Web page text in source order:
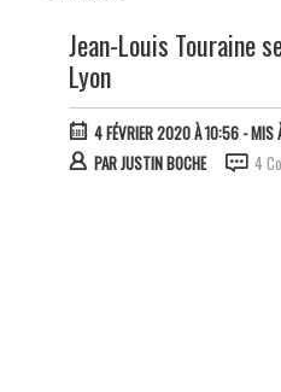
Jean-Louis Touraine
Lyon
4 FÉVRIER 2020 À 10:56- MIS
PARJUSTIN BOCHE 4